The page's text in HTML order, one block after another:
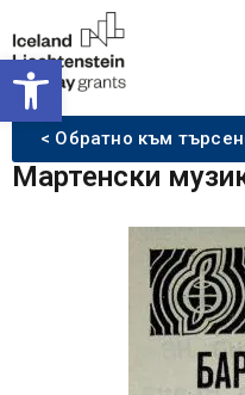
Open toolbar
< Обратно към
Мартенски